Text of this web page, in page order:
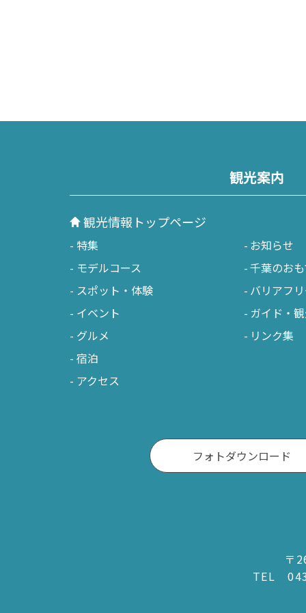
観光案内
観光情報トップページ
特集
モデルコース
スポット・体験
イベント
グルメ
宿泊
アクセス
お知らせ
千葉のお
バリアフ
ガイド・
リンク集
フォトダウンロード
〒
TEL